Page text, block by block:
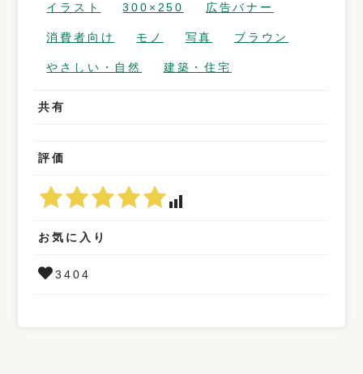
イラスト 300×250 広告バナー
消費者向け モノ 写真 ブラウン
やさしい・自然 建築・住宅
共有
評価
お気に入り
3404